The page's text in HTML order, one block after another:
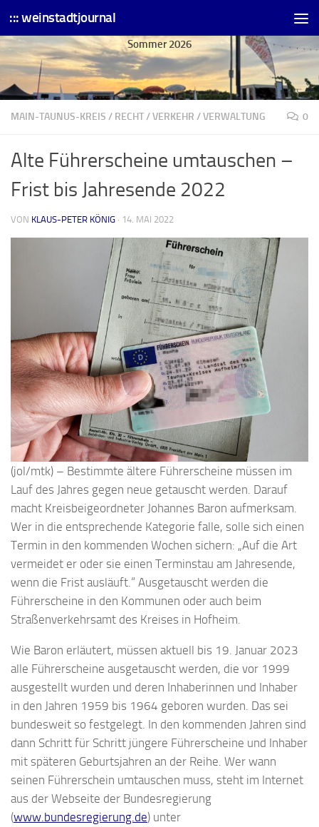
Skip to content
::: weinstadtjournal
Sommer 2026
MAIN-TAUNUS-KREIS / RECHT/VERKEHR /VERWALTUNG 0
Alte Führerscheine umtauschen –
Frist bis Jahresende 2022
VON KLAUS-PETER KÖNIG · 14. MAI 2022
(jol/mtk) – Bestimmte ältere Führerscheine müssen im
Lauf des Jahres gegen neue getauscht werden. Darauf
macht Kreisbeigeordneter Johannes Baron aufmerksam.
Wer in die entsprechende Kategorie falle, solle sich einen
Termin in den kommenden Wochen sichern: „Auf die Art
vermeidet er oder sie einen Terminstau am Jahresende,
wenn die Frist ausläuft.“ Ausgetauscht werden die
Führerscheine in den Kommunen oder auch beim
Straßenverkehrsamt des Kreises in Hofheim.
Wie Baron erläutert, müssen aktuell bis 19. Januar 2023
alle Führerscheine ausgetauscht werden, die vor 1999
ausgestellt wurden und deren Inhaberinnen und Inhaber
in den Jahren 1959 bis 1964 geboren wurden. Das sei
bundesweit so festgelegt. In den kommenden Jahren sind
dann Schritt für Schritt jüngere Führerscheine und Inhaber
mit späteren Geburtsjahren an der Reihe. Wer wann
seinen Führerschein umtauschen muss, steht im Internet
aus der Webseite der Bundesregierung
(www.bundesregierung.de) unter